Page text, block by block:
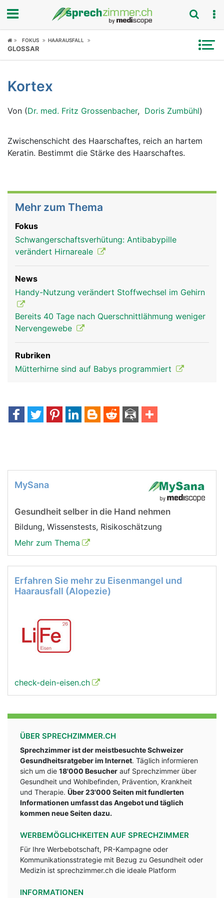
Fokus
Symptome
Untersuchungen
News
FOKUS HAARAUSFALL
GLOSSAR
Kortex
Von (Dr. med. Fritz Grossenbacher, Doris Zumbühl)
Zwischenschicht des Haarschaftes, reich an hartem
Keratin. Bestimmt die Stärke des Haarschaftes.
Mehr zum Thema
Fokus
Schwangerschaftsverhütung: Antibabypille
verändert Hirnareale
News
Handy-Nutzung verändert Stoffwechsel im Gehirn
Bereits 40 Tage nach Querschnittlähmung weniger
Nervengewebe
Rubriken
Mütterhirne sind auf Babys programmiert
MySana
Gesundheit selber in die Hand nehmen
Bildung, Wissenstests, Risikoschätzung
Mehr zum Thema
Erfahren Sie mehr zu Eisenmangel und
Haarausfall (Alopezie)
check-dein-eisen.ch
ÜBER SPRECHZIMMER.CH
Sprechzimmer ist der meistbesuchte Schweizer
Gesundheitsratgeber im Internet. Täglich informieren
sich um die 18'000 Besucher auf Sprechzimmer über
Gesundheit und Wohlbefinden, Prävention, Krankheit
und Therapie. Über 23'000 Seiten mit fundlerten
Informationen umfasst das Angebot und täglich
kommen neue Seiten dazu.
WERBEMÖGLICHKEITEN AUF SPRECHZIMMER
Für Ihre Werbebotschaft, PR-Kampagne oder
Kommunikationsstrategie mit Bezug zu Gesundheit oder
Medizin ist sprechzimmer.ch die ideale Platform
INFORMATIONEN